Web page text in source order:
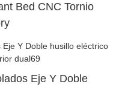
Bed CNC Tornio
Eje Y Doble